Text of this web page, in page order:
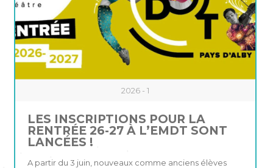
2026 - 1
LES INSCRIPTIONS POUR LA
RENTRÉE 26-27 À L’EMDT SONT
LANCÉES !
A partir du 3 juin, nouveaux comme anciens élèves